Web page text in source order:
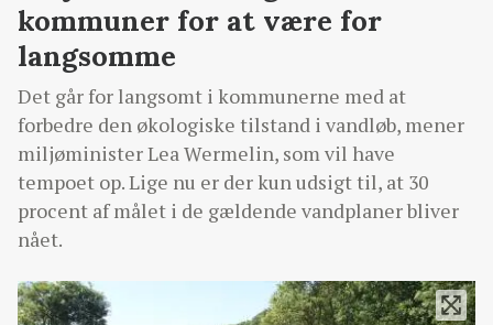
kommuner for at være for
langsomme
Det går for langsomt i kommunerne med at
forbedre den økologiske tilstand i vandløb, mener
miljøminister Lea Wermelin, som vil have
tempoet op. Lige nu er der kun udsigt til, at 30
procent af målet i de gældende vandplaner bliver
nået.